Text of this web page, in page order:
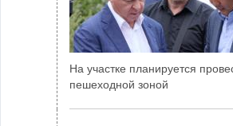
На участке планируется
пешеходной зоной